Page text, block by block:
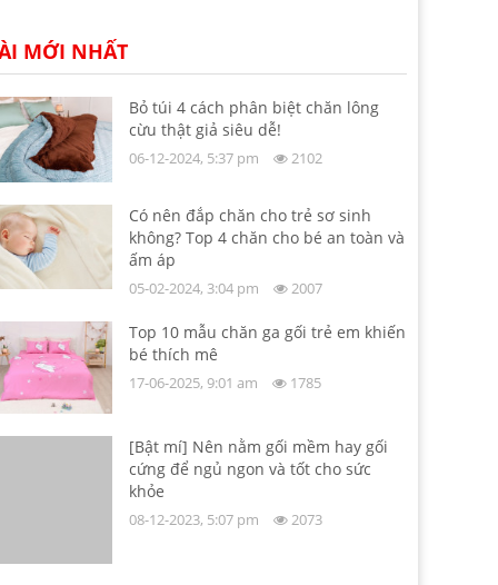
MỚI NHẤT
Bỏ túi 4 cách phân biệt chăn lông
cừu thật giả siêu dễ!
06-12-2024, 5:37 pm 2102
Có nên đắp chăn cho trẻ sơ sinh
không? Top 4 chăn cho bé an toàn và
ấm áp
05-02-2024, 3:04 pm 2007
Top 10 mẫu chăn ga gối trẻ em khiến
bé thích mê
17-06-2025, 9:01 am 1785
[Bật mí] Nên nằm gối mềm hay gối
cứng để ngủ ngon và tốt cho sức
khỏe
08-12-2023, 5:07 pm 2073